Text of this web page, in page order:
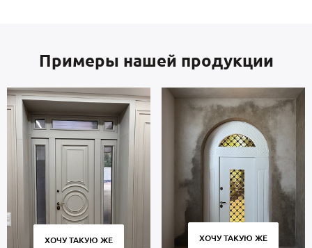
Примеры нашей продукции
ХОЧУ ТАКУЮ ЖЕ ХОЧУ ТАКУЮ ЖЕ